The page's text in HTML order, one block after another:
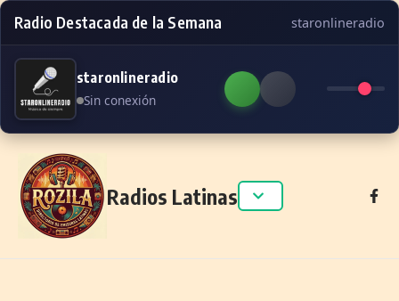
Radio Destacada de la Semana staronlineradio
staronlineradio
Sin conexión
Skip to content
Radios Latinas